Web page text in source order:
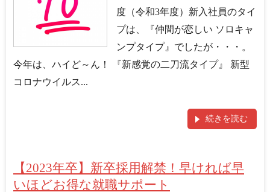
度（令和3年度）新入社員のタイ
プは、『仲間が恋しい ソロキャ
ンプタイプ』でしたが・・・。
今年は、ハイど～ん！ 『新感覚の二刀流タイプ』 新型
コロナウイルス...
続きを読む
【2023年卒】新卒採用解禁！早ければ早
いほどお得な就職サポート